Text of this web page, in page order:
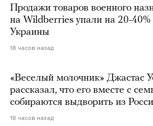
Продажи товаров военного
на Wildberries упали на 20-40%
Украины
18 часов назад
«Веселый молочник» Джастас
рассказал, что его вместе с
собираются выдворить из
18 часов назад